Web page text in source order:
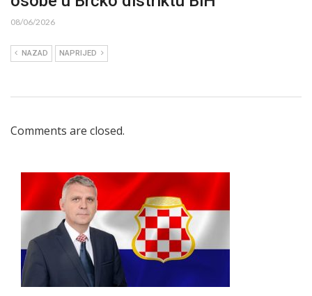
08/06/2026
NAZAD NAPRIJED
Comments are closed.